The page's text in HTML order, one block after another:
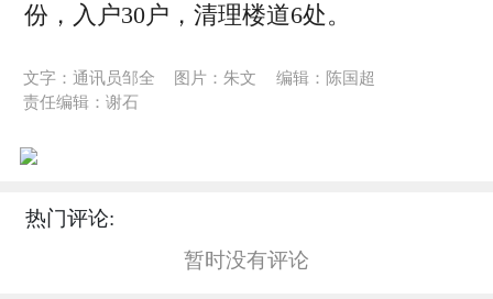
份，入户30户，清理楼道6处。
文字：通讯员邹全 图片：朱文
编辑：陈国超
责任编辑：谢石
热门评论:
暂时没有评论